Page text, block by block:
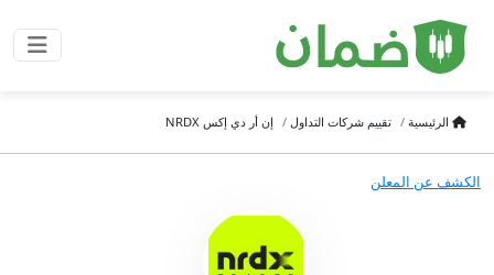
الرئيسية تقييم شركات التداول إن أر دي إكس NRDX
الكشف عن المعلن